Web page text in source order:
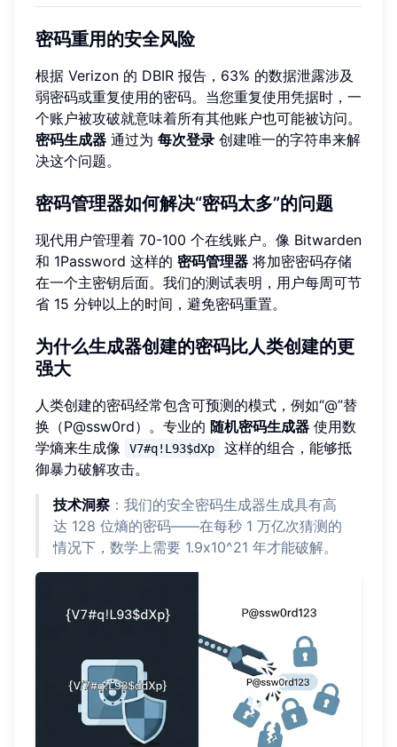
密码重用的安全风险
根据 Verizon 的 DBIR 报告，63% 的数据泄露涉及
弱密码或重复使用的密码。当您重复使用凭据时，一
个账户被攻破就意味着所有其他账户也可能被访问。
密码生成器 通过为 每次登录 创建唯一的字符串来解
决这个问题。
密码管理器如何解决“密码太多”的问题
现代用户管理着 70-100 个在线账户。像 Bitwarden
和 1Password 这样的 密码管理器 将加密密码存储
在一个主密钥后面。我们的测试表明，用户每周可节
省 15 分钟以上的时间，避免密码重置。
为什么生成器创建的密码比人类创建的更
强大
人类创建的密码经常包含可预测的模式，例如“@”替
换（P@ssw0rd）。专业的 随机密码生成器 使用数
学熵来生成像
V7#q!L93$dXp
这样的组合，能够抵
御暴力破解攻击。
技术洞察 ：我们的安全密码生成器生成具有高
达 128 位熵的密码——在每秒 1 万亿次猜测的
情况下，数学上需要 1.9x10^21 年才能破解。